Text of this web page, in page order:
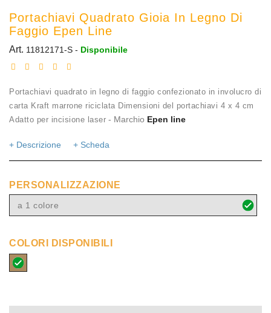
Portachiavi Quadrato Gioia In Legno Di
Faggio Epen Line
Art. 11812171-S - Disponibile
Portachiavi quadrato in legno di faggio confezionato in involucro di
carta Kraft marrone riciclata Dimensioni del portachiavi 4 x 4 cm
Adatto per incisione laser - Marchio Epen line
+ Descrizione + Scheda
PERSONALIZZAZIONE
a 1 colore
COLORI DISPONIBILI
naturale